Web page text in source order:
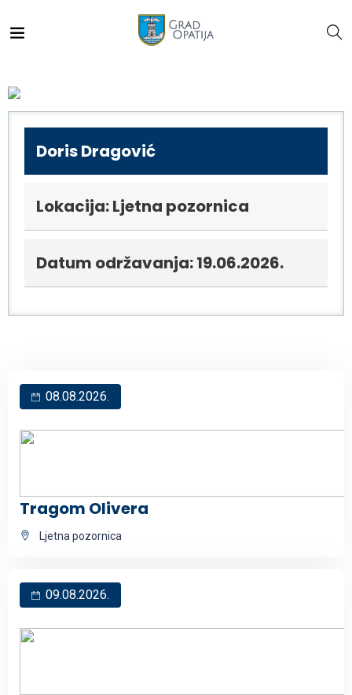
Doris Dragović
Lokacija: Ljetna pozornica
Datum održavanja: 19.06.2026.
08.08.2026.
Tragom Olivera
Ljetna pozornica
09.08.2026.